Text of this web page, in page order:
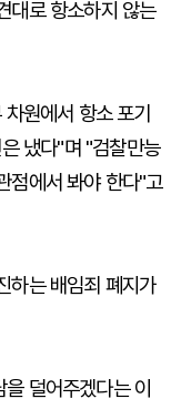
대로 항소하지 않는
원에서 항소 포기
냈다"며 "검찰만능
점에서 봐야 한다"고
하는 배임죄 폐지가
덜어주겠다는 이